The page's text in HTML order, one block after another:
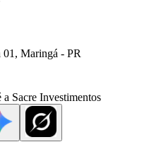
Maringá - PR
Sacre Investimentos